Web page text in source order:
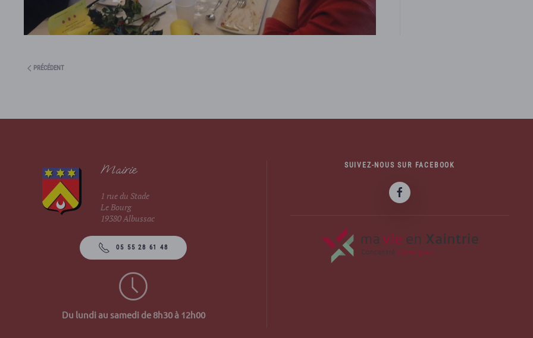
PRÉCÉDENT
Mairie
1 rue du Stade
Le Bourg
19380 Albussac
05 55 28 61 48
Du lundi au samedi de 8h30 à 12h00
SUIVEZ-NOUS SUR FACEBOOK